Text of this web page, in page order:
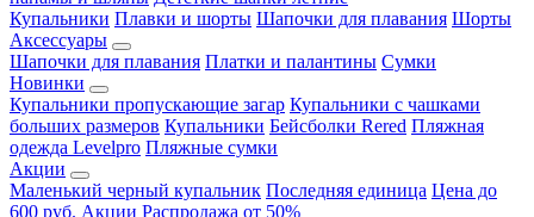
Купальники Плавки и шорты Шапочки для плавания Шорты
Аксессуары
Шапочки для плавания Платки и палантины Сумки
Новинки
Купальники пропускающие загар Купальники с чашками
больших размеров Купальники Бейсболки Rered Пляжная
одежда Levelpro Пляжные сумки
Акции
Маленький черный купальник Последняя единица Цена до
600 руб. Акции Распродажа от 50%